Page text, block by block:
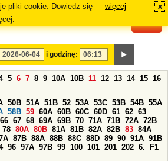
pliki cookie. Dowiedz się
więcej x
i godzinę:
5 6 7 8 9 10A 10B 11 12 13 14 15 16
50B 51A 51B 52 53A 53C 53B 54B 55A
58B 59 60A 60B 60C 60D 61 62 63
66 67 68 69A 69B 70 71A 71B 72A 72B
78 80A 80B 81A 81B 82A 82B 83 84A
87B 88A 88B 88C 88D 89 90 91A 91B
96 97A 97B 99 100 101 201 202 6.
F1